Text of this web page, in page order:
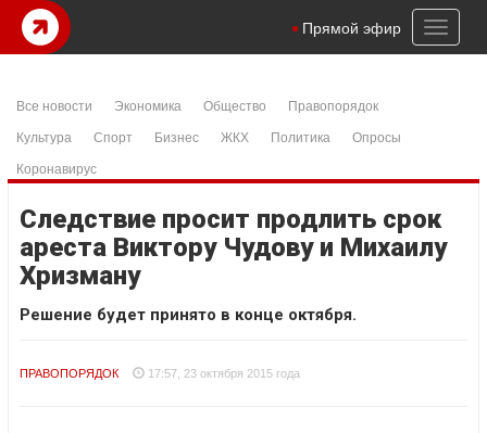
Toggle
Прямой эфир
Все новости Экономика Общество
Правопорядок
Культура
Спорт Бизнес ЖКХ Политика
Опросы
Коронавирус
Следствие просит продлить срок
ареста Виктору Чудову и Михаилу
Хризману
Решение будет принято в конце октября.
ПРАВОПОРЯДОК 17:57, 23 октября 2015 года